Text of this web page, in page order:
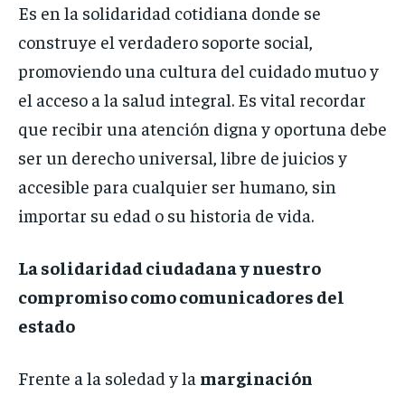
Es en la solidaridad cotidiana donde se
construye el verdadero soporte social,
promoviendo una cultura del cuidado mutuo y
el acceso a la salud integral. Es vital recordar
que recibir una atención digna y oportuna debe
ser un derecho universal, libre de juicios y
accesible para cualquier ser humano, sin
importar su edad o su historia de vida.
La solidaridad ciudadana y nuestro
compromiso como comunicadores del
estado
Frente a la soledad y la marginación